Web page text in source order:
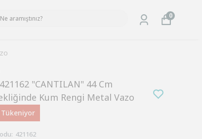
0
"CANTILAN" 44 Cm
Kum Rengi Metal Vazo
Tükeniyor
: 421162